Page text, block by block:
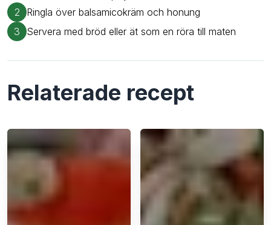
2
Ringla över balsamicokräm och honung
3
Servera med bröd eller ät som en röra till maten
Relaterade recept